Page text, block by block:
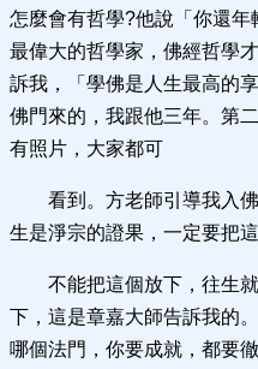
怎麼會有哲學?他說「你還
最偉大的哲學家，佛經哲學
訴我，「學佛是人生最高的
佛門來的，我跟他三年。第
有照片，大家都可
看到。方老師引導我入
生是淨宗的證果，一定要把這
不能把這個放下，往生
下，這是章嘉大師告訴我的
哪個法門，你要成就，都要